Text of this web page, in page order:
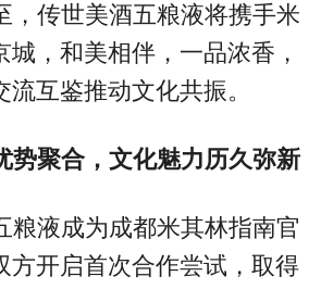
，传世美酒五粮液将携手米
，和美相伴，一品浓香，
互鉴推动文化共振。
势聚合，文化魅力历久弥新
粮液成为成都米其林指南官
方开启首次合作尝试，取得